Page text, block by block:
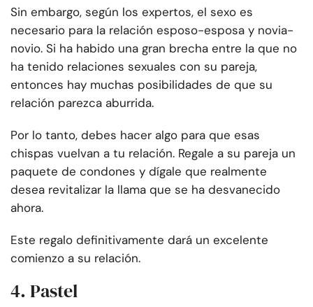
Sin embargo, según los expertos, el sexo es
necesario para la relación esposo-esposa y novia-
novio. Si ha habido una gran brecha entre la que no
ha tenido relaciones sexuales con su pareja,
entonces hay muchas posibilidades de que su
relación parezca aburrida.
Por lo tanto, debes hacer algo para que esas
chispas vuelvan a tu relación. Regale a su pareja un
paquete de condones y dígale que realmente
desea revitalizar la llama que se ha desvanecido
ahora.
Este regalo definitivamente dará un excelente
comienzo a su relación.
4. Pastel